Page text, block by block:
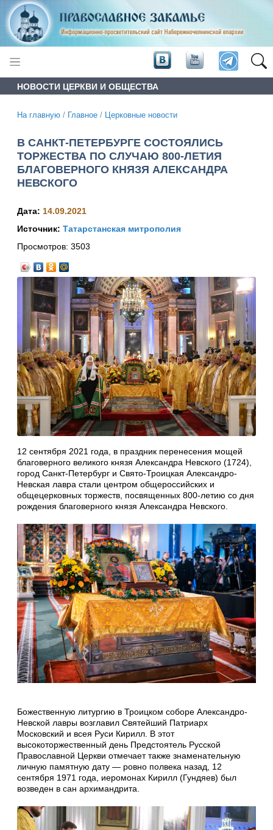
НОВОСТИ ЦЕРКВИ И ОБЩЕСТВА
На главную / Главное / Церковные новости
В САНКТ-ПЕТЕРБУРГЕ СОСТОЯЛИСЬ
ТОРЖЕСТВА ПО СЛУЧАЮ 800-ЛЕТИЯ
БЛАГОВЕРНОГО КНЯЗЯ АЛЕКСАНДРА
НЕВСКОГО
Дата: 14.09.2021
Источник: Татарстанская митрополия
Просмотров: 3503
12 сентября 2021 года, в праздник перенесения мощей
благоверного великого князя Александра Невского (1724),
город Санкт-Петербург и Свято-Троицкая Александро-
Невская лавра стали центром общероссийских и
общецерковных торжеств, посвященных 800-летию со дня
рождения благоверного князя Александра Невского.
Божественную литургию в Троицком соборе Александро-
Невской лавры возглавил Святейший Патриарх
Московский и всея Руси Кирилл. В этот
высокоторжественный день Предстоятель Русской
Православной Церкви отмечает также знаменательную
личную памятную дату — ровно полвека назад, 12
сентября 1971 года, иеромонах Кирилл (Гундяев) был
возведен в сан архимандрита.